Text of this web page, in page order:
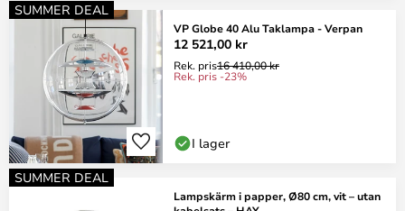
SUMMER DEAL
VP Globe 40 Alu Taklampa - Verpan
12 521,00 kr
Rek. pris16 410,00 kr
Rek. pris -23%
I lager
SUMMER DEAL
Lampskärm i papper, Ø80 cm, vit – utan